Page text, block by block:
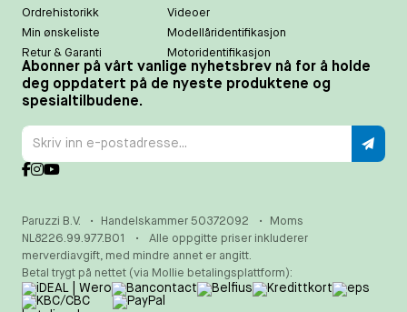
Ordrehistorikk
Min ønskeliste
Retur & Garanti
Videoer
Modellåridentifikasjon
Motoridentifikasjon
Abonner på vårt vanlige nyhetsbrev nå for å holde
deg oppdatert på de nyeste produktene og
spesialtilbudene.
Paruzzi B.V. • Handelskammer 50372092 •
Moms
NL8226.99.977.B01
•
Alle oppgitte priser inkluderer
merverdiavgift, med mindre annet er angitt.
Betal trygt på nettet (via Mollie betalingsplattform):